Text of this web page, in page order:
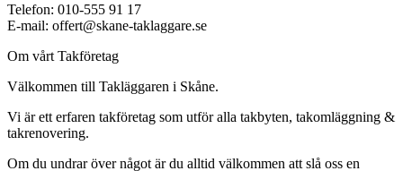
Telefon: 010-555 91 17
E-mail: offert@skane-taklaggare.se
Om vårt Takföretag
Välkommen till Takläggaren i Skåne.
Vi är ett erfaren takföretag som utför alla takbyten, takomläggning &
takrenovering.
Om du undrar över något är du alltid välkommen att slå oss en